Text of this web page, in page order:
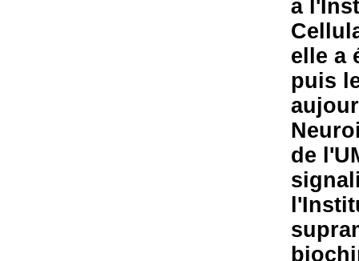
à
elle a
puis
de